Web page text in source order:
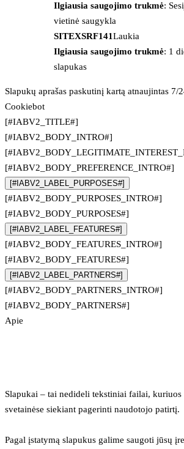
Ilgiausia saugojimo trukmė:
vietinė saugykla
SITEXSRF141Laukia
Ilgiausia saugojimo trukmė: 1
slapukas
Slapukų aprašas paskutinį kartą atnaujintas 7/
Cookiebot
[#IABV2_TITLE#]
[#IABV2_BODY_INTRO#]
[#IABV2_BODY_PREFERENCE_INTRO#]
[#IABV2_LABEL_PURPOSES#]
[#IABV2_BODY_PURPOSES_INTRO#]
[#IABV2_BODY_PURPOSES#]
[#IABV2_LABEL_FEATURES#]
[#IABV2_BODY_FEATURES_INTRO#]
[#IABV2_BODY_FEATURES#]
[#IABV2_LABEL_PARTNERS#]
[#IABV2_BODY_PARTNERS_INTRO#]
[#IABV2_BODY_PARTNERS#]
Apie
Slapukai – tai nedideli tekstiniai failai, kuriuos
svetainėse siekiant pagerinti naudotojo patirtį.
Pagal įstatymą slapukus galime saugoti jūsų